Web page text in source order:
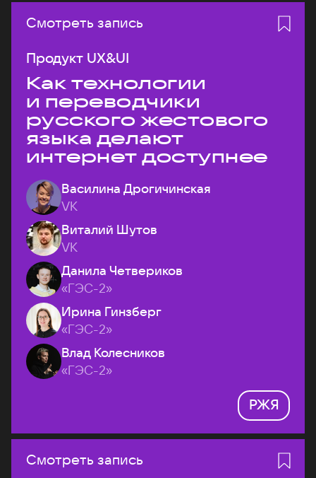
Смотреть запись
Продукт UX&UI
Как технологии
и переводчики
русского жестового
языка делают
интернет доступнее
Василина Дрогичинская
VK
Виталий Шутов
VK
Данила Четвериков
«ГЭС-2»
Ирина Гинзберг
«ГЭС-2»
Влад Колесников
«ГЭС-2»
РЖЯ
Смотреть запись